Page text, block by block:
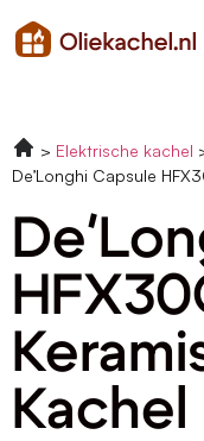
Elektrische kachel
De’Longhi Capsule
Kachel